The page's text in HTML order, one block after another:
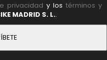
privacidad y lostérminos y
MADRID S. L..